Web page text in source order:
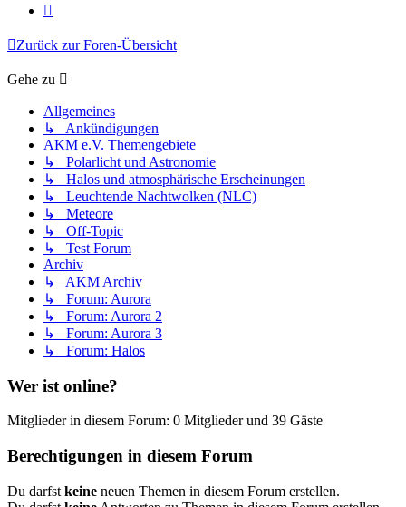
Zurück zur Foren-Übersicht
Gehe zu
Allgemeines
↳ Ankündigungen
AKM e.V. Themengebiete
↳ Polarlicht und Astronomie
↳ Halos und atmosphärische Erscheinungen
↳ Leuchtende Nachtwolken (NLC)
↳ Meteore
↳ Off-Topic
↳ Test Forum
Archiv
↳ AKM Archiv
↳ Forum: Aurora
↳ Forum: Aurora 2
↳ Forum: Aurora 3
↳ Forum: Halos
Wer ist online?
Mitglieder in diesem Forum: 0 Mitglieder und 39 Gäste
Berechtigungen in diesem Forum
Du darfst keine neuen Themen in diesem Forum erstellen.